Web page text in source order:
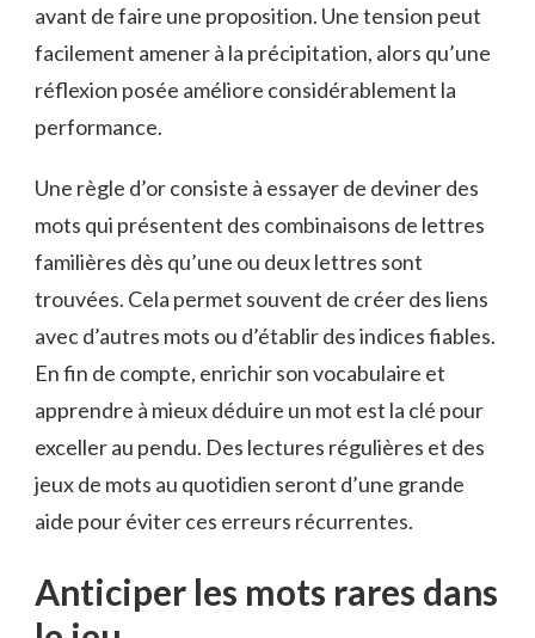
avant de faire une proposition. Une tension peut
facilement amener à la précipitation, alors qu’une
réflexion posée améliore considérablement la
performance.
Une règle d’or consiste à essayer de deviner des
mots qui présentent des combinaisons de lettres
familières dès qu’une ou deux lettres sont
trouvées. Cela permet souvent de créer des liens
avec d’autres mots ou d’établir des indices fiables.
En fin de compte, enrichir son vocabulaire et
apprendre à mieux déduire un mot est la clé pour
exceller au pendu. Des lectures régulières et des
jeux de mots au quotidien seront d’une grande
aide pour éviter ces erreurs récurrentes.
Anticiper les mots rares dans